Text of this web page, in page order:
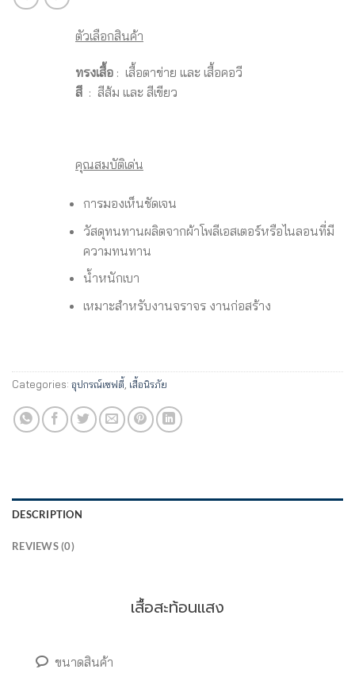
ตัวเลือกสินค้า
ทรงเสื้อ : เสื้อตาข่าย และ เสื้อคอวี
สี : สีส้ม และ สีเขียว
คุณสมบัติเด่น
การมองเห็นชัดเจน
วัสดุทนทานผลิตจากผ้าโพลีเอสเตอร์หรือไนลอนที่มี
ความทนทาน
น้ำหนักเบา
เหมาะสำหรับงานจราจร งานก่อสร้าง
Categories: อุปกรณ์เซฟตี้ เสื้อนิรภัย
DESCRIPTION
REVIEWS (0)
เสื้อสะท้อนแสง
ขนาดสินค้า